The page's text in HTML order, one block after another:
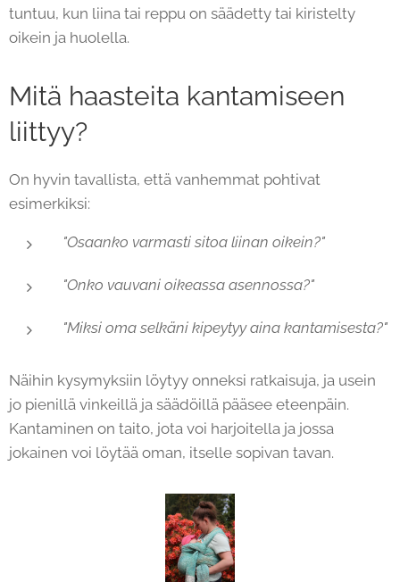
tuntuu, kun liina tai reppu on säädetty tai kiristelty
oikein ja huolella.
Mitä haasteita kantamiseen
liittyy?
On hyvin tavallista, että vanhemmat pohtivat
esimerkiksi:
"Osaanko varmasti sitoa liinan oikein?"
"Onko vauvani oikeassa asennossa?"
"Miksi oma selkäni kipeytyy aina kantamisesta?"
Näihin kysymyksiin löytyy onneksi ratkaisuja, ja usein
jo pienillä vinkeillä ja säädöillä pääsee eteenpäin.
Kantaminen on taito, jota voi harjoitella ja jossa
jokainen voi löytää oman, itselle sopivan tavan.